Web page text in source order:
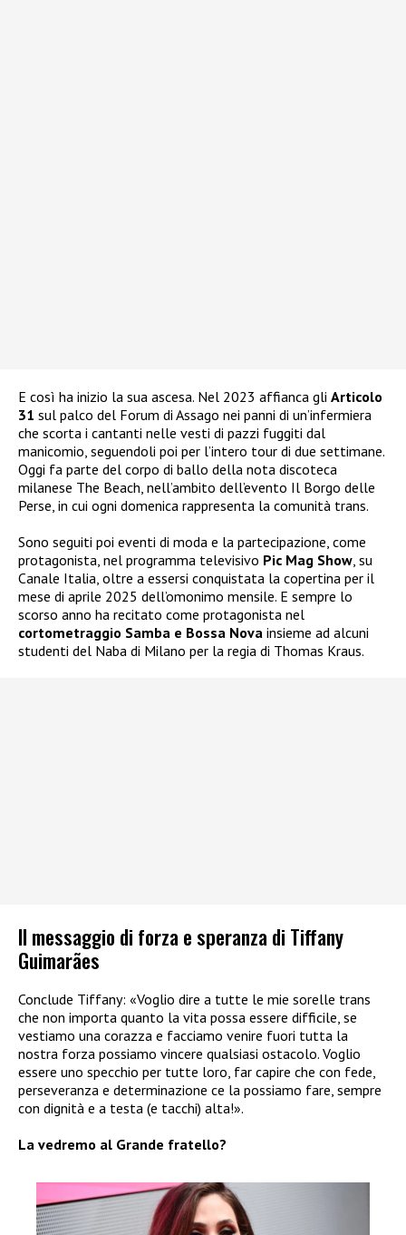
E così ha inizio la sua ascesa. Nel 2023 affianca gli Articolo
31 sul palco del Forum di Assago nei panni di un’infermiera
che scorta i cantanti nelle vesti di pazzi fuggiti dal
manicomio, seguendoli poi per l’intero tour di due settimane.
Oggi fa parte del corpo di ballo della nota discoteca
milanese The Beach, nell’ambito dell’evento Il Borgo delle
Perse, in cui ogni domenica rappresenta la comunità trans.
Sono seguiti poi eventi di moda e la partecipazione, come
protagonista, nel programma televisivo Pic Mag Show, su
Canale Italia, oltre a essersi conquistata la copertina per il
mese di aprile 2025 dell’omonimo mensile. E sempre lo
scorso anno ha recitato come protagonista nel
cortometraggio Samba e Bossa Nova insieme ad alcuni
studenti del Naba di Milano per la regia di Thomas Kraus.
Il messaggio di forza e speranza di Tiffany
Guimarães
Conclude Tiffany: «Voglio dire a tutte le mie sorelle trans
che non importa quanto la vita possa essere difficile, se
vestiamo una corazza e facciamo venire fuori tutta la
nostra forza possiamo vincere qualsiasi ostacolo. Voglio
essere uno specchio per tutte loro, far capire che con fede,
perseveranza e determinazione ce la possiamo fare, sempre
con dignità e a testa (e tacchi) alta!».
La vedremo al Grande fratello?